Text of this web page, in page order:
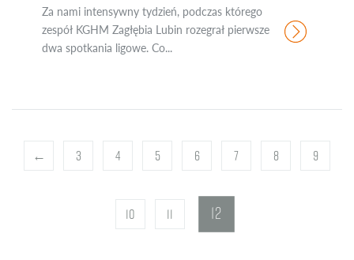
Za nami intensywny tydzień, podczas którego
zespół KGHM Zagłębia Lubin rozegrał pierwsze
dwa spotkania ligowe. Co...
← 3 4 5 6 7 8 9
10 11 12